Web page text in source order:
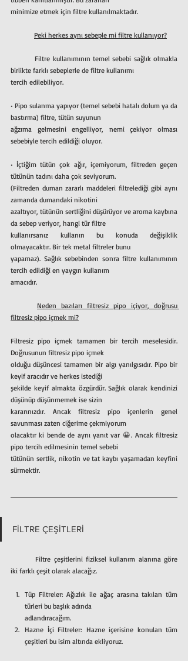
minimize etmek için filtre kullanılmaktadır.
	Peki herkes aynı sebeple mi filtre kullanıyor?
birlikte farklı sebeplerle de filtre kullanımı
tercih edilebiliyor.
• Pipo sulanma yapıyor (temel sebebi hatalı dolum ya da
bastırma) filtre, tütün suyunun
ağzıma gelmesini engelliyor, nemi çekiyor olması
sebebiyle tercih edildiği oluyor.
• İçtiğim tütün çok ağır, içemiyorum, filtreden geçen
tütünün tadını daha çok seviyorum.
(Filtreden duman zararlı maddeleri filtrelediği gibi aynı
zamanda dumandaki nikotini
azaltıyor, tütünün sertliğini düşürüyor ve aroma kaybına
da sebep veriyor, hangi tür filtre
kullanırsanız kullanın bu konuda değişiklik
olmayacaktır. Bir tek metal filtreler bunu
yapamaz). Sağlık sebebinden sonra filtre kullanımının
tercih edildiği en yaygın kullanım
amacıdır.
filtresiz pipo içmek mi?
Filtresiz pipo içmek tamamen bir tercih meselesidir.
Doğrusunun filtresiz pipo içmek
olduğu düşüncesi tamamen bir algı yanılgısıdır. Pipo bir
keyif aracıdır ve herkes istediği
şekilde keyif almakta özgürdür. Sağlık olarak kendinizi
düşünüp düşünmemek ise sizin
kararınızdır. Ancak filtresiz pipo içenlerin genel
savunması zaten ciğerime çekmiyorum
olacaktır ki bende de aynı yanıt var 😀. Ancak filtresiz
pipo tercih edilmesinin temel sebebi
tütünün sertlik, nikotin ve tat kaybı yaşamadan keyfini
sürmektir.
FİLTRE ÇEŞİTLERİ
iki farklı çeşit olarak alacağız.
Tüp Filtreler: Ağızlık ile ağaç arasına takılan tüm
türleri bu başlık adında
adlandıracağım.
Hazne İçi Filtreler: Hazne içerisine konulan tüm
çeşitleri bu isim altında ekliyoruz.